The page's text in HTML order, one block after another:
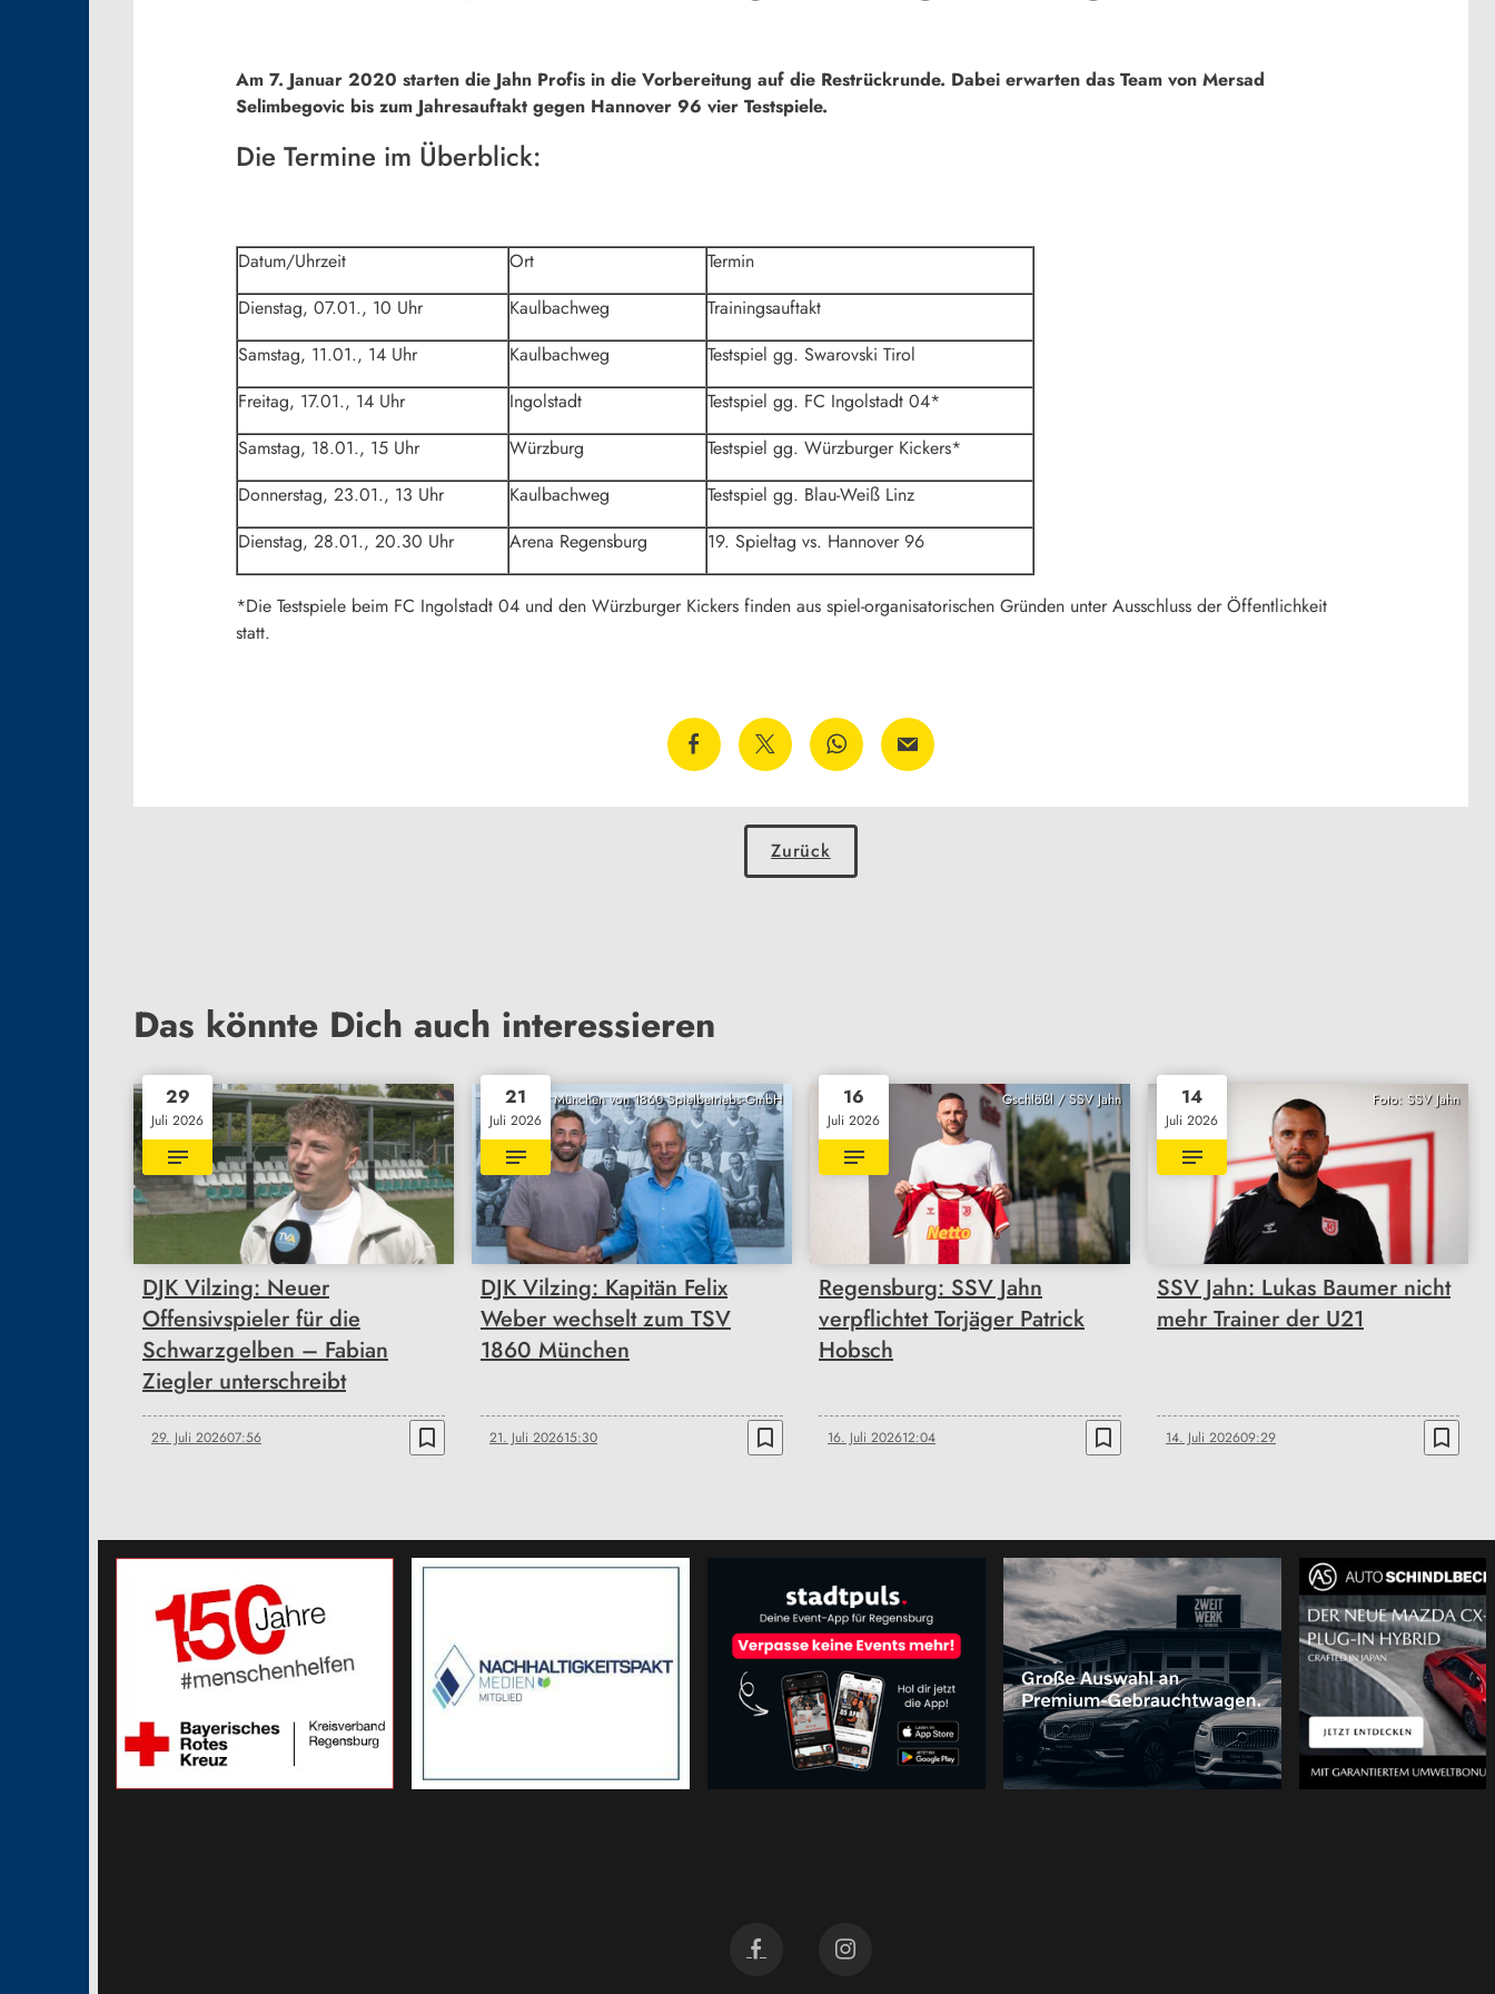
Am 7. Januar 2020 starten die Jahn Profis in die Vorbereitung auf die Restrückrunde. Dabei erwarten das Team von Mersad
Selimbegovic bis zum Jahresauftakt gegen Hannover 96 vier Testspiele.
Die Termine im Überblick:
Datum/Uhrzeit Ort
Termin
Dienstag, 07.01., 10 Uhr
Kaulbachweg
Trainingsauftakt
Samstag, 11.01., 14 Uhr
Kaulbachweg
Testspiel gg. Swarovski Tirol
Freitag, 17.01., 14 Uhr
Ingolstadt
Testspiel gg. FC Ingolstadt 04*
Samstag, 18.01., 15 Uhr
Würzburg
Testspiel gg. Würzburger Kickers*
Donnerstag, 23.01., 13 Uhr
Kaulbachweg
Testspiel gg. Blau-Weiß Linz
Dienstag, 28.01., 20.30 Uhr
Arena Regensburg 19. Spieltag vs. Hannover 96
*Die Testspiele beim FC Ingolstadt 04 und den Würzburger Kickers finden aus spiel-organisatorischen Gründen unter Ausschluss der Öffentlichkeit
statt.
Zurück
Das könnte Dich auch interessieren
29
Juli 2026
DJK Vilzing: Neuer
Offensivspieler für die
Schwarzgelben – Fabian
Ziegler unterschreibt
29. Juli 202607:56 bookmark_border
TSV München von 1860 Spielbetriebs-GmbH
21
Juli 2026
DJK Vilzing: Kapitän Felix
Weber wechselt zum TSV
1860 München
21. Juli 202615:30 bookmark_border
Gschlößl / SSV Jahn
16
Juli 2026
Regensburg: SSV Jahn
verpflichtet Torjäger Patrick
Hobsch
16. Juli 202612:04 bookmark_border
Foto: SSV Jahn
14
Juli 2026
SSV Jahn: Lukas Baumer nicht
mehr Trainer der U21
14. Juli 202609:29 bookmark_border